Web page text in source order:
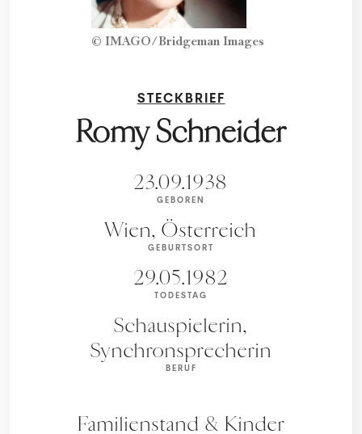
© IMAGO/Bridgeman Images
STECKBRIEF
Romy Schneider
GEBOREN
23.09.1938
GEBURTSORT
Wien, Österreich
TODESTAG
29.05.1982
BERUF
Schauspielerin,
Synchronsprecherin
Familienstand & Kinder